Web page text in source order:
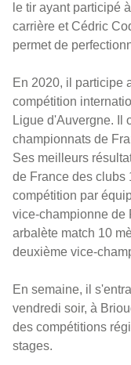
le tir ayant participé
carrière et Cédric
permet de
En 2020, il participe
compétition
Ligue d'Auvergne. Il
championnats de
Ses meilleurs
de France des clubs
compétition par
vice-championne de
arbalète match 10
deuxième vice-
En semaine, il
vendredi soir, à
des compétitions
stages.